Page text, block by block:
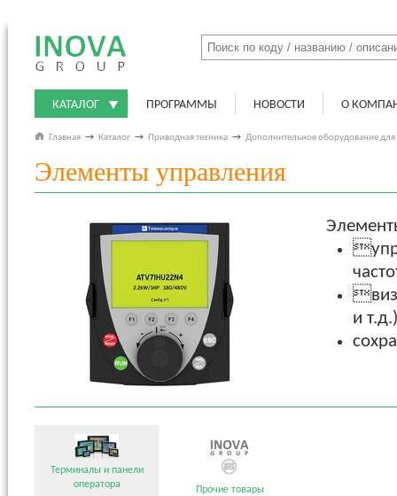
КАТАЛОГ ПРОГРАММЫ НОВОСТИ О
Главная → Каталог → Приводная техника → Дополнительное оборудование
Элементы управления
и
Терминалы и панели
оператора
Прочие товары